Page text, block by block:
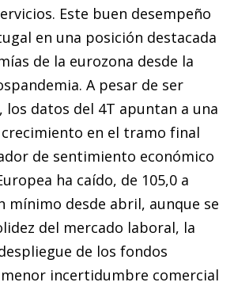
Este buen desempeño
en una posición destacada
de la eurozona desde la
A pesar de ser
los datos del 4T apuntan a una
en el tramo final
de sentimiento económico
ha caído, de 105,0 a
mínimo desde abril, aunque se
del mercado laboral, la
de los fondos
incertidumbre comercial